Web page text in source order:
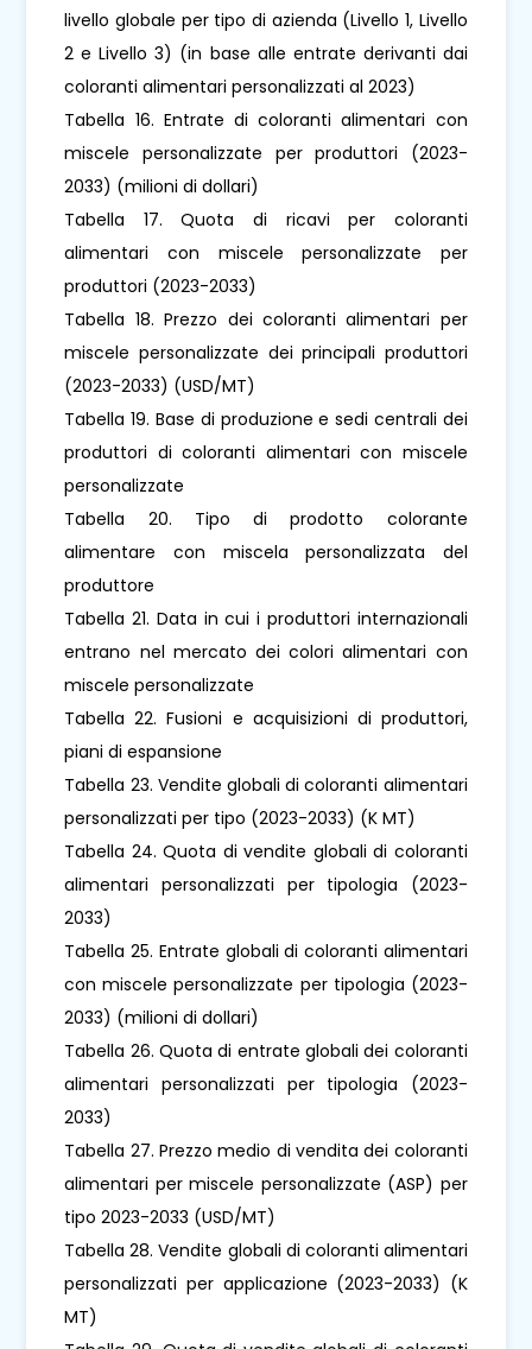
livello globale per tipo di azienda (Livello 1, Livello
2 e Livello 3) (in base alle entrate derivanti dai
coloranti alimentari personalizzati al 2023)
Tabella 16. Entrate di coloranti alimentari con
miscele personalizzate per produttori (2023-
2033) (milioni di dollari)
Tabella 17. Quota di ricavi per coloranti
alimentari con miscele personalizzate per
produttori (2023-2033)
Tabella 18. Prezzo dei coloranti alimentari per
miscele personalizzate dei principali produttori
(2023-2033) (USD/MT)
Tabella 19. Base di produzione e sedi centrali dei
produttori di coloranti alimentari con miscele
personalizzate
Tabella 20. Tipo di prodotto colorante
alimentare con miscela personalizzata del
produttore
Tabella 21. Data in cui i produttori internazionali
entrano nel mercato dei colori alimentari con
miscele personalizzate
Tabella 22. Fusioni e acquisizioni di produttori,
piani di espansione
Tabella 23. Vendite globali di coloranti alimentari
personalizzati per tipo (2023-2033) (K MT)
Tabella 24. Quota di vendite globali di coloranti
alimentari personalizzati per tipologia (2023-
2033)
Tabella 25. Entrate globali di coloranti alimentari
con miscele personalizzate per tipologia (2023-
2033) (milioni di dollari)
Tabella 26. Quota di entrate globali dei coloranti
alimentari personalizzati per tipologia (2023-
2033)
Tabella 27. Prezzo medio di vendita dei coloranti
alimentari per miscele personalizzate (ASP) per
tipo 2023-2033 (USD/MT)
Tabella 28. Vendite globali di coloranti alimentari
personalizzati per applicazione (2023-2033) (K
MT)